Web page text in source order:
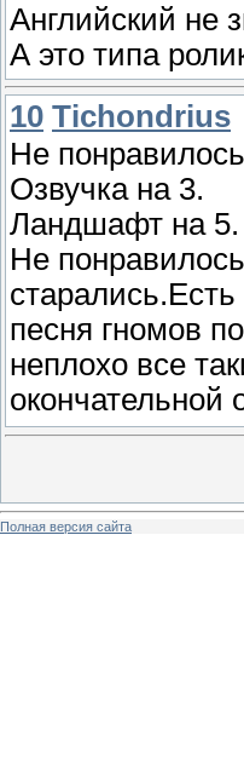
Английский не
А это типа
10 Tichondrius
Не
Озвучка на 3.
Ландшафт на 5.
Не
песня гномов
неплохо все
окончательной
Полная версия сайта